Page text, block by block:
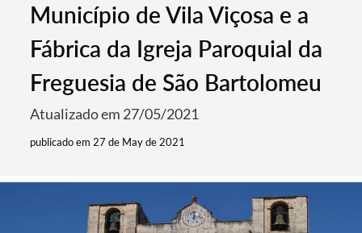
Município de Vila Viçosa e a
Fábrica da Igreja Paroquial da
Freguesia de São Bartolomeu
Atualizado em 27/05/2021
publicado em 27 de May de 2021